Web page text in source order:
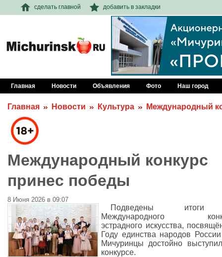
сделать главной добавить в закладки
Главная Новости Объявления Фото Наш город
Главная Новости Культура Международный
Международный конкурс
принес победы
8 Июня 2026 в 09:07
Подведены
Международного
эстрадного искусства,
Году единства народов
Мичуринцы достойно
конкурсе.